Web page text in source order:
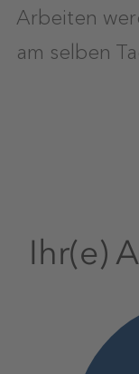
Arbeiten
am selben
Ihr(e)